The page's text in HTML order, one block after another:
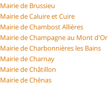
Mairie de Brussieu
Mairie de Caluire et Cuire
Mairie de Chambost Allières
Mairie de Champagne au Mont d'Or
Mairie de Charbonnières les Bains
Mairie de Charnay
Mairie de Châtillon
Mairie de Chénas